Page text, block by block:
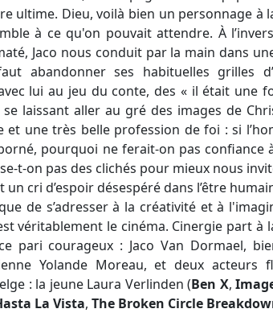
ultime. Dieu, voilà bien un personnage à
à ce qu'on pouvait attendre. À
Jaco nous conduit par la main dans
abandonner ses habituelles grilles
lui au jeu du conte, des « il était une
laissant aller au gré des images de
et une très belle profession de foi : si
pourquoi ne ferait-on pas confiance
t-on pas des clichés pour mieux nous
cri d’espoir désespéré dans l’être
de s’adresser à la créativité et à
véritablement le cinéma. Cinergie part à
pari courageux : Jaco Van Dormael,
Yolande Moreau, et deux acteurs
: la jeune Laura Verlinden (Ben X,
La Vista, The Broken Circle